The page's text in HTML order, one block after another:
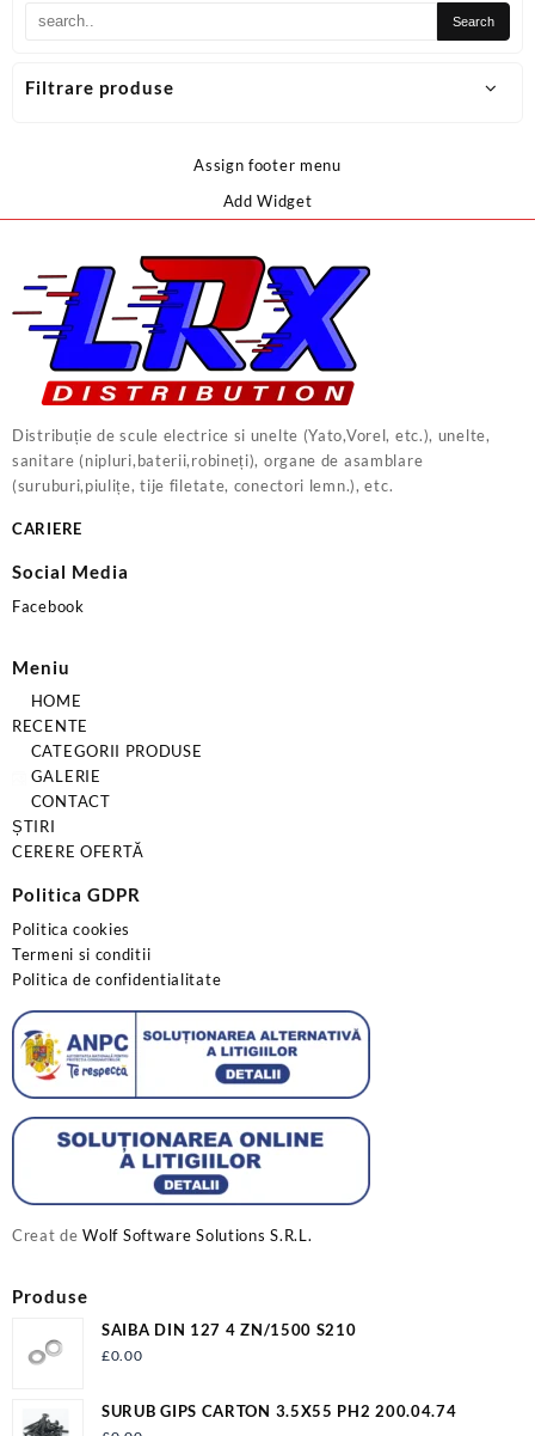
Filtrare produse
Assign footer menu
Add Widget
Distribuție de scule electrice si unelte (Yato,Vorel, etc.), unelte,
sanitare (nipluri,baterii,robineți), organe de asamblare
(suruburi,piulițe, tije filetate, conectori lemn.), etc.
CARIERE
Social Media
Facebook
Meniu
HOME
RECENTE
CATEGORII PRODUSE
GALERIE
CONTACT
ȘTIRI
CERERE OFERTĂ
Politica GDPR
Politica cookies
Termeni si conditii
Politica de confidentialitate
Creat deWolf Software Solutions S.R.L.
Produse
SAIBA DIN 127 4 ZN/1500 S210
£0.00
SURUB GIPS CARTON 3.5X55 PH2 200.04.74